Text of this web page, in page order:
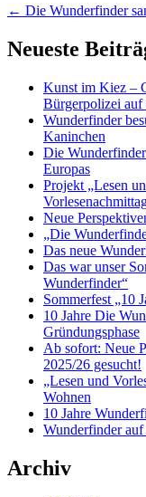
Artikel-
Navigation
← Die Wunderfinder
Neueste
Kunst im Kiez –
Bürgerpolizei auf
Wunderfinder
Kaninchen
Die
Europas
Projekt „Lesen
Neue
„Die
Das neue
Das war unser
Wunderfinder“
Sommerfest „10
10 Jahre Die
Gründungsphase
Ab sofort: Neue
2025/26 gesucht!
„Lesen und
Wohnen
10 Jahre
Wunderfinder
Archiv